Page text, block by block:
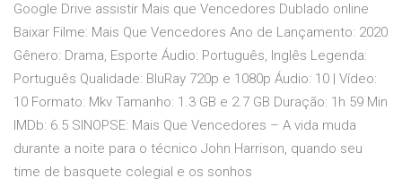
Google Drive assistir Mais que Vencedores Dublado online
Baixar Filme: Mais Que Vencedores Ano de Lançamento: 2020
Gênero: Drama, Esporte Áudio: Português, Inglês Legenda:
Português Qualidade: BluRay 720p e 1080p Áudio: 10 | Vídeo:
10 Formato: Mkv Tamanho: 1.3 GB e 2.7 GB Duração: 1h 59 Min
IMDb: 6.5 SINOPSE: Mais Que Vencedores – A vida muda
durante a noite para o técnico John Harrison, quando seu
time de basquete colegial e os sonhos